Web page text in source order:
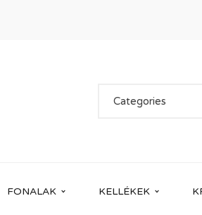
Categories
FONALAK KELLÉKEK